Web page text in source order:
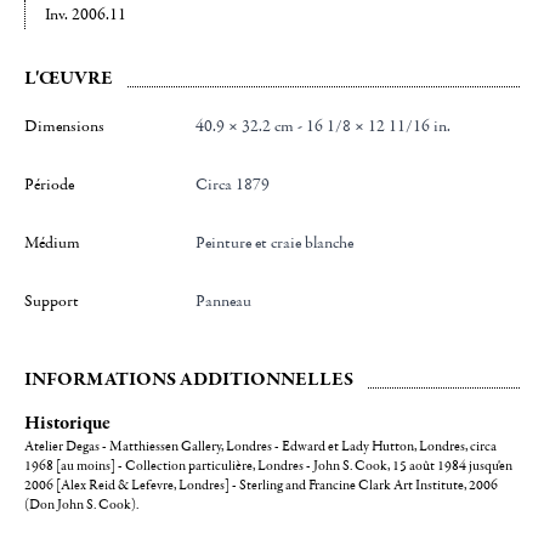
Inv. 2006.11
L'ŒUVRE
Dimensions 40.9 × 32.2 cm - 16 1/8 × 12 11/16 in.
Période Circa 1879
Médium Peinture et craie blanche
Support Panneau
INFORMATIONS ADDITIONNELLES
Historique
Atelier Degas - Matthiessen Gallery, Londres - Edward et Lady Hutton, Londres, circa
1968 [au moins] - Collection particulière, Londres - John S. Cook, 15 août 1984 jusqu'en
2006 [Alex Reid & Lefevre, Londres] - Sterling and Francine Clark Art Institute, 2006
(Don John S. Cook).